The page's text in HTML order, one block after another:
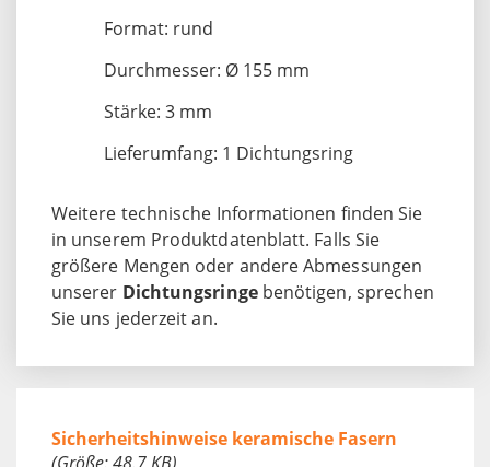
Format: rund
Durchmesser: Ø 155 mm
Stärke: 3 mm
Lieferumfang: 1 Dichtungsring
Weitere technische Informationen finden Sie
in unserem Produktdatenblatt. Falls Sie
größere Mengen oder andere Abmessungen
unserer Dichtungsringe benötigen, sprechen
Sie uns jederzeit an.
Sicherheitshinweise keramische Fasern